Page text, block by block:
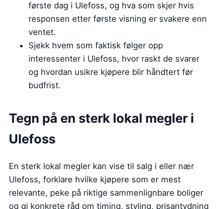
første dag i Ulefoss, og hva som skjer hvis
responsen etter første visning er svakere enn
ventet.
Sjekk hvem som faktisk følger opp
interessenter i Ulefoss, hvor raskt de svarer
og hvordan usikre kjøpere blir håndtert før
budfrist.
Tegn på en sterk lokal megler i
Ulefoss
En sterk lokal megler kan vise til salg i eller nær
Ulefoss, forklare hvilke kjøpere som er mest
relevante, peke på riktige sammenlignbare boliger
og gi konkrete råd om timing, styling, prisantydning